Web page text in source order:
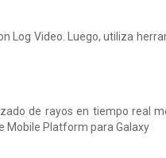
Log Video. Luego, utiliza
de rayos en tiempo real
Mobile Platform para Galaxy